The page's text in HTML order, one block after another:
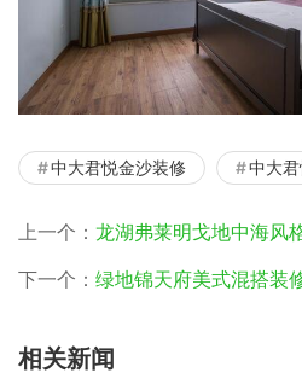
中大君悦金沙装修 中大
上一个： 龙湖弗莱明戈地中海风
下一个： 绿地锦天府美式混搭装
相关新闻